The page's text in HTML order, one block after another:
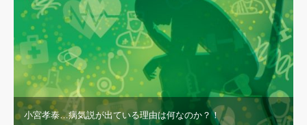
小宮孝泰…病気説が出ている理由は何なのか？！